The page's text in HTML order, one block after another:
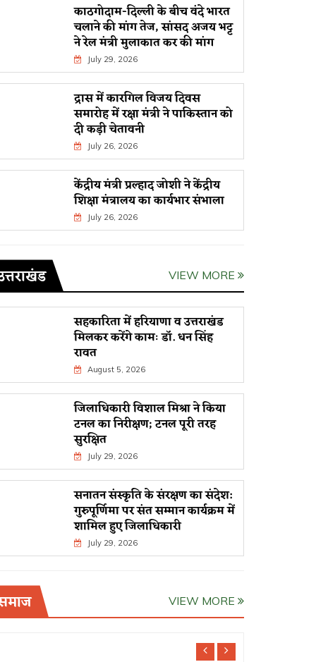
काठगोदाम-दिल्ली के बीच वंदे भारत
चलाने की मांग तेज, सांसद अजय भट्ट
ने रेल मंत्री मुलाकात कर की मांग
July 29, 2026
द्रास में कारगिल विजय दिवस
समारोह में रक्षा मंत्री ने पाकिस्तान को
दी कड़ी चेतावनी
July 26, 2026
केंद्रीय मंत्री प्रल्हाद जोशी ने केंद्रीय
शिक्षा मंत्रालय का कार्यभार संभाला
July 26, 2026
VIEW MORE
सहकारिता में हरियाणा व उत्तराखंड
मिलकर करेंगे कामः डाॅ. धन सिंह
रावत
August 5, 2026
जिलाधिकारी विशाल मिश्रा ने किया
टनल का निरीक्षण; टनल पूरी तरह
सुरक्षित
July 29, 2026
सनातन संस्कृति के संरक्षण का संदेश:
गुरुपूर्णिमा पर संत सम्मान कार्यक्रम में
शामिल हुए जिलाधिकारी
July 29, 2026
VIEW MORE